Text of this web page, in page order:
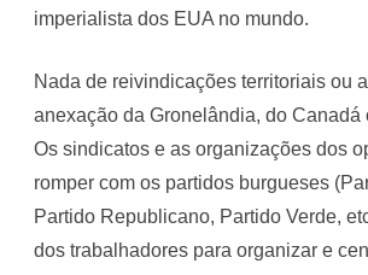
imperialista dos EUA no mundo.
Nada de reivindicações territoriais ou
anexação da Gronelândia, do Canadá
Os sindicatos e as organizações dos
romper com os partidos burgueses
Partido Republicano, Partido Verde,
dos trabalhadores para organizar e